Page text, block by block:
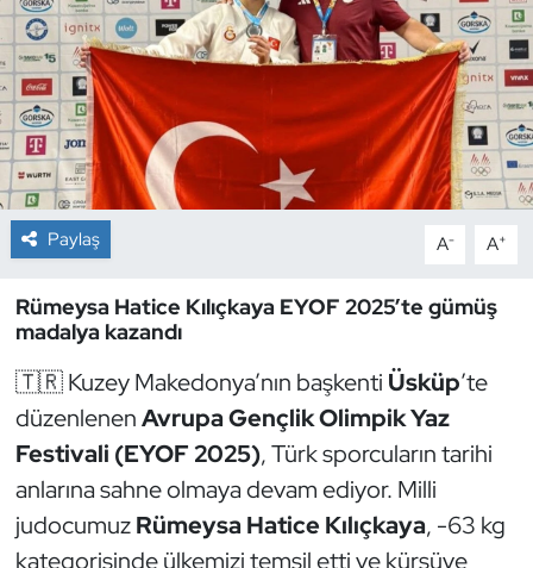
Paylaş A- A+
Rümeysa Hatice Kılıçkaya EYOF 2025’te gümüş
madalya kazandı
🇹🇷 Kuzey Makedonya’nın başkenti Üsküp’te
düzenlenenAvrupa Gençlik Olimpik Yaz
Festivali (EYOF 2025), Türk sporcuların tarihi
anlarına sahne olmaya devam ediyor. Milli
judocumuzRümeysa Hatice Kılıçkaya, -63 kg
kategorisinde ülkemizi temsil etti ve kürsüye
Çim Hokeyi
Cimnastik
Curling
Dağcılık
Dövüş Sanatı
E-Spor
Eskrim
Futbol